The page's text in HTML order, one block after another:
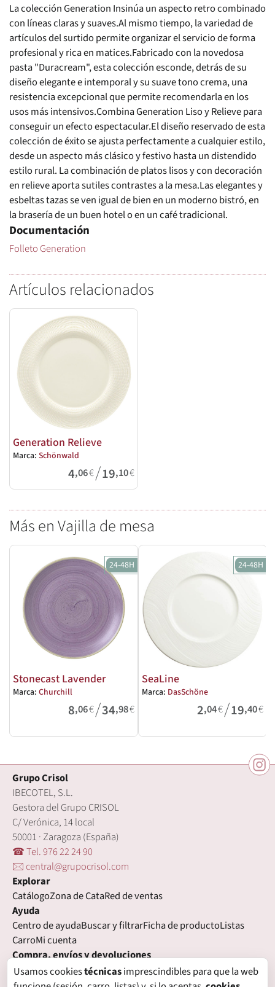
La colección Generation Insinúa un aspecto retro combinado
con líneas claras y suaves.Al mismo tiempo, la variedad de
artículos del surtido permite organizar el servicio de forma
profesional y rica en matices.Fabricado con la novedosa
pasta "Duracream", esta colección esconde, detrás de su
diseño elegante e intemporal y su suave tono crema, una
resistencia excepcional que permite recomendarla en los
usos más intensivos.Combina Generation Liso y Relieve para
conseguir un efecto espectacular.El diseño reservado de esta
colección de éxito se ajusta perfectamente a cualquier estilo,
desde un aspecto más clásico y festivo hasta un distendido
estilo rural. La combinación de platos lisos y con decoración
en relieve aporta sutiles contrastes a la mesa.Las elegantes y
esbeltas tazas se ven igual de bien en un moderno bistró, en
la brasería de un buen hotel o en un café tradicional.
Documentación
Folleto Generation
Artículos relacionados
Generation Relieve
Marca: Schönwald
4,06€/19,10€
Más en Vajilla de mesa
24-48H
Stonecast Lavender
Marca: Churchill
8,06€/34,98€
24-48H
SeaLine
Marca: DasSchöne
2,04€/19,40€
Grupo Crisol
IBECOTEL, S.L.
Gestora del Grupo CRISOL
C/ Verónica, 14 local
50001 · Zaragoza (España)
☎ Tel. 976 22 24 90
🖂 central@grupocrisol.com
Explorar
CatálogoZona de CataRed de ventas
Ayuda
Centro de ayudaBuscar y filtrarFicha de productoListas
CarroMi cuenta
Compra, envíos y devoluciones
Condiciones de compraFormas de pagoGastos de envío
Usamos cookiestécnicasimprescindibles para que la web